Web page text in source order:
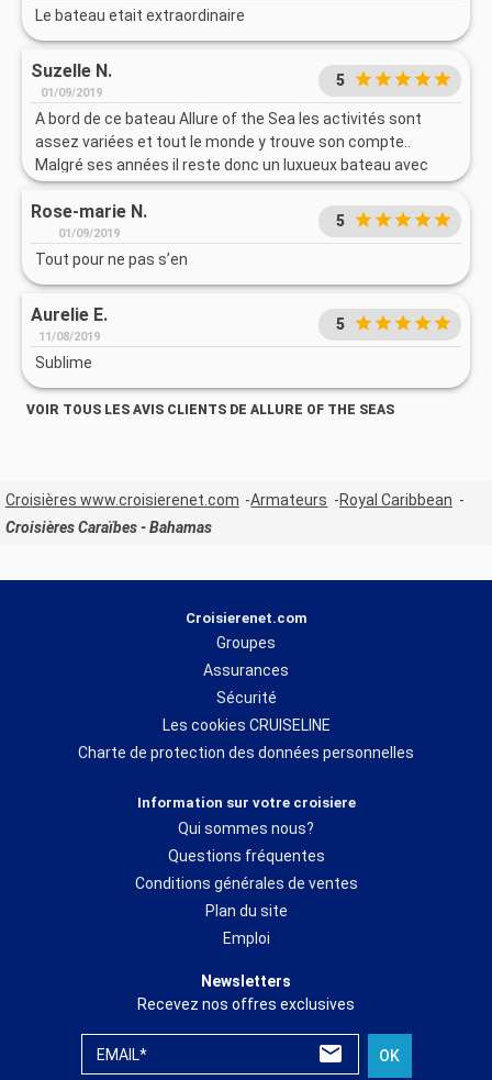
Le bateau etait extraordinaire
Suzelle N.
01/09/2019
5
A bord de ce bateau Allure of the Sea les activités sont
assez variées et tout le monde y trouve son compte..
Malgré ses années il reste donc un luxueux bateau avec
son extraordinaire Central parc, sa Patinoire et sa
Tyrolienne et piscine sans oublier ses spectacles et
animations. C'est un excellent moment à vivre Un rêve à
dormir debout. Un petit bémol pour le prix et la qualité des
photos.
Rose-marie N.
01/09/2019
5
Tout pour ne pas s’en
Aurelie E.
11/08/2019
5
Sublime
VOIR TOUS LES AVIS CLIENTS DE ALLURE OF THE SEAS
Croisières www.croisierenet.com Armateurs
Royal Caribbean
Croisières Caraïbes - Bahamas
Croisierenet.com
Groupes
Assurances
Sécurité
Les cookies CRUISELINE
Charte de protection des données personnelles
Information sur votre croisiere
Qui sommes nous?
Questions fréquentes
Conditions générales de ventes
Plan du site
Emploi
Newsletters
Recevez nos offres exclusives
EMAIL* OK